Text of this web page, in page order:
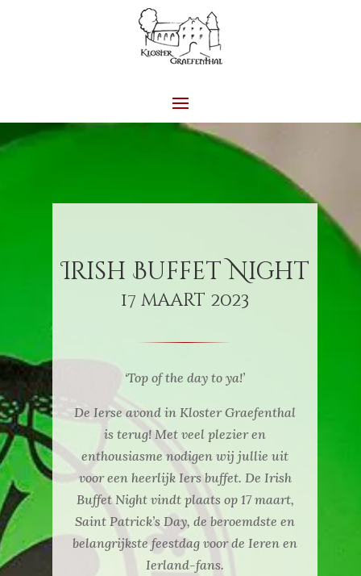
Irish Buffet Night
17 maart 2023
‘Top of the day to ya!’
De Ierse avond in Kloster Graefenthal
is terug! Met veel plezier en
enthousiasme nodigen wij jullie uit
voor een heerlijk Iers buffet. De Irish
Buffet Night vindt plaats op 17 maart,
Saint Patrick’s Day, de beroemdste en
belangrijkste feestdag voor de Ieren en
Ierland-fans.